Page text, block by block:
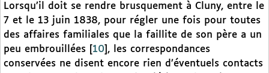
Lorsqu’il doit se rendre brusquement à Cluny, entre le
7 et le 13 juin 1838, pour régler une fois pour toutes
des affaires familiales que la faillite de son père a un
peu embrouillées
10 , les correspondances
conservées ne disent encore rien d’éventuels contacts